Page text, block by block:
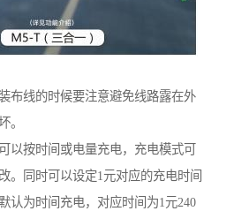
布线的时候要注意避免线路露在外
。
以按时间或电量充电，充电模式可
。同时可以设定1元对应的充电时间
认为时间充电，对应时间为1元240